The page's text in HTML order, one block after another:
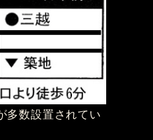
多数設置されてい